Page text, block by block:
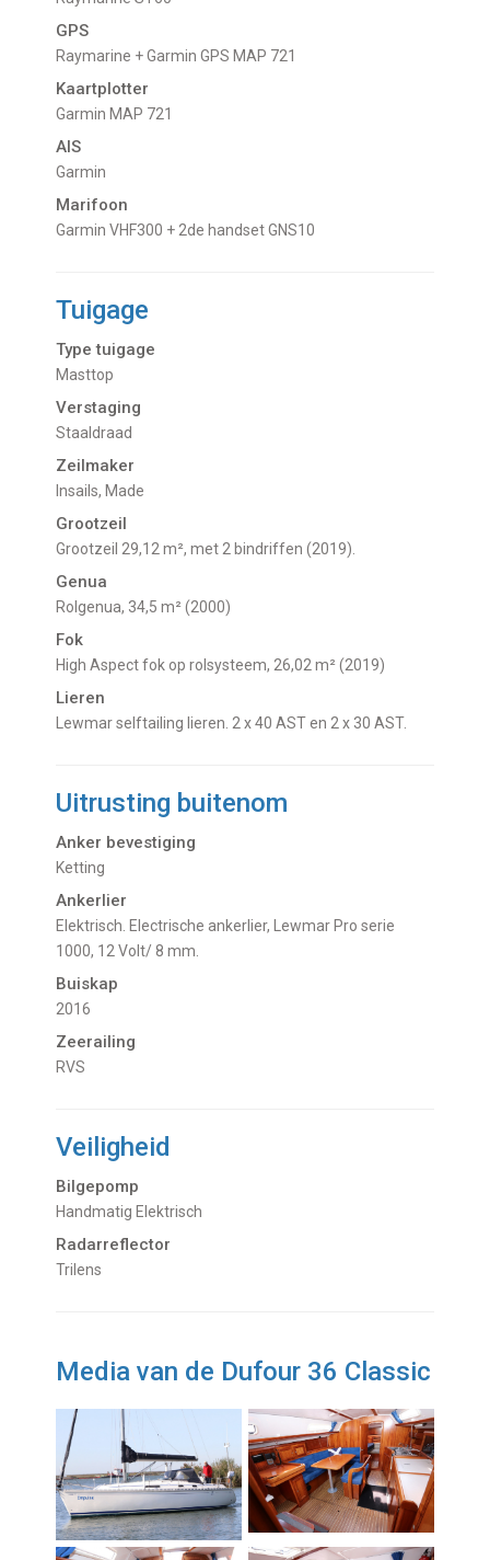
GPS
Raymarine + Garmin GPS MAP 721
Kaartplotter
Garmin MAP 721
AIS
Garmin
Marifoon
Garmin VHF300 + 2de handset GNS10
Tuigage
Type tuigage
Masttop
Verstaging
Staaldraad
Zeilmaker
Insails, Made
Grootzeil
Grootzeil 29,12 m², met 2 bindriffen (2019).
Genua
Rolgenua, 34,5 m² (2000)
Fok
High Aspect fok op rolsysteem, 26,02 m² (2019)
Lieren
Lewmar selftailing lieren. 2 x 40 AST en 2 x 30 AST.
Uitrusting buitenom
Anker bevestiging
Ketting
Ankerlier
Elektrisch. Electrische ankerlier, Lewmar Pro serie
1000, 12 Volt/ 8 mm.
Buiskap
2016
Zeerailing
RVS
Veiligheid
Bilgepomp
Handmatig Elektrisch
Radarreflector
Trilens
Media van de Dufour 36 Classic